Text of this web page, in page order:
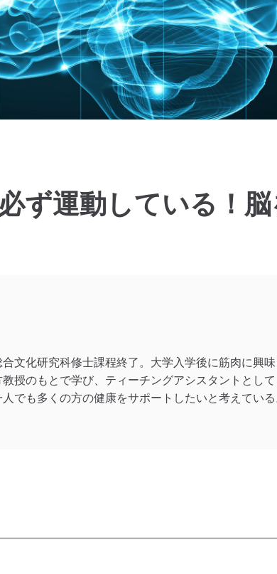
ず運動している！
文化研究科修士課程終了。大学入学後に筋肉に興
授のもとで学び、ティーチングアシスタントとし
でも多くの方の健康をサポートしたいと考えている